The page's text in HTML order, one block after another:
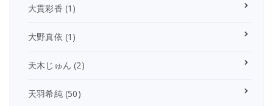
大貫彩香 (1)
大野真依 (1)
天木じゅん (2)
天羽希純(50)